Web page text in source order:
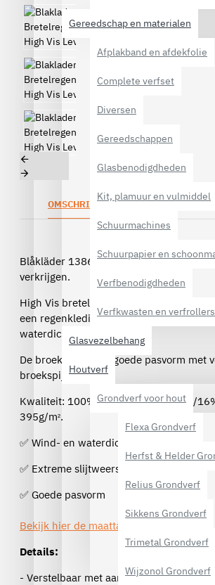
Gereedschap en materialen
Afplakband en afdekfolie
Complete verfset
Diversen
Gereedschappen
Glasbenodigdheden
Kit, plamuur en vulmiddel
Schuurmachines
Schuurpapier en
Verfbenodigdheden
Verfkwasten en verfrollers
Glasvezelbehang
Houtverf
Grondverf voor hout
Flexa Grondverf
Herfst & Helder
Relius Grondverf
Sikkens Grondverf
Trimetal Grondverf
Wijzonol Grondverf
OMSCHRIJVING SPECIFICATIES
Blåkläder 1386 Bretelregenbroek High
verkrijgen.
High Vis bretelregenbroek voor
een regenkledingstuk vereisen. De
waterdicht materiaal.
De broek heeft een goede pasvorm met
broekspijpen.
Kwaliteit: 100% polyester (84% PVC/
395g/m².
✅ Wind- en waterdicht
✅ Extreme slijtweerstand
✅ Goede pasvorm
Bekijk hier de maattabel van Blåkläder
Details:
- Verstelbaar met aanrijgkoord in de